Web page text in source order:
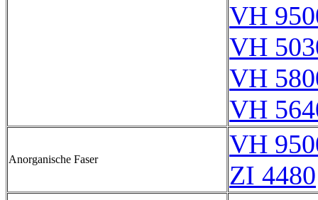
VH
VH
VH
VH
Anorganische Faser
VH
ZI 4480